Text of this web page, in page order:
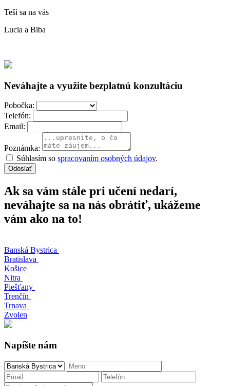
Teší sa na vás
Lucia a Biba
Neváhajte a využite bezplatnú konzultáciu
Pobočka:
Telefón:
Email:
Poznámka:
Súhlasím so spracovaním osobných údajov.
Odoslať
Ak sa vám stále pri učení nedarí,
neváhajte sa na nás obrátiť, ukážeme
vám ako na to!
Banská Bystrica
Bratislava
Košice
Nitra
Piešťany
Trenčín
Trnava
Zvolen
Napíšte nám